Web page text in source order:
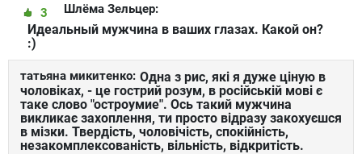
Шлёма Зельцер:
3
Идеальный мужчина в ваших глазах. Какой он?
:)
татьяна микитенко: Одна з рис, які я дуже ціную в
чоловіках, - це гострий розум, в російській мові є
таке слово "остроумие". Ось такий мужчина
викликає захоплення, ти просто відразу закохуєшся
в мізки. Твердість, чоловічість, спокійність,
незакомплексованість, вільність, відкритість.